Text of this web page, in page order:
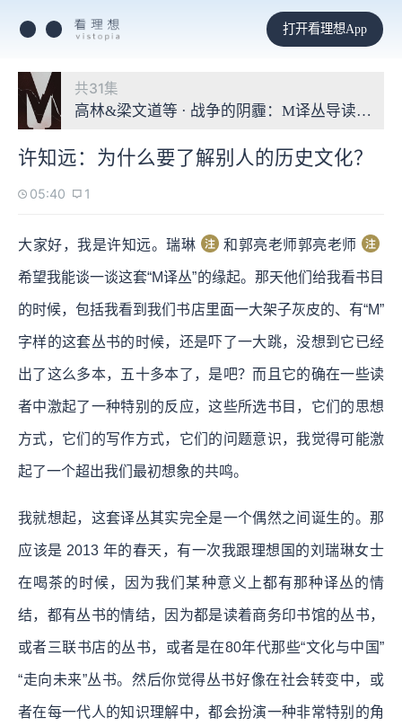
打开看理想App
共31集
高林&梁文道等 · 战争的阴霾：M译丛导读第二季
许知远：为什么要了解别人的历史文化？
05:40 1
大家好，我是许知远。瑞琳 和郭亮老师郭亮老师
希望我能谈一谈这套“M译丛”的缘起。那天他们给我看书目
的时候，包括我看到我们书店里面一大架子灰皮的、有“M”
字样的这套丛书的时候，还是吓了一大跳，没想到它已经
出了这么多本，五十多本了，是吧？而且它的确在一些读
者中激起了一种特别的反应，这些所选书目，它们的思想
方式，它们的写作方式，它们的问题意识，我觉得可能激
起了一个超出我们最初想象的共鸣。
我就想起，这套译丛其实完全是一个偶然之间诞生的。那
应该是 2013 年的春天，有一次我跟理想国的刘瑞琳女士
在喝茶的时候，因为我们某种意义上都有那种译丛的情
结，都有丛书的情结，因为都是读着商务印书馆的丛书，
或者三联书店的丛书，或者是在80年代那些“文化与中国”
“走向未来”丛书。然后你觉得丛书好像在社会转变中，或
者在每一代人的知识理解中，都会扮演一种非常特别的角